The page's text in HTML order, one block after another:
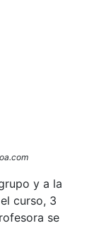
y a la
curso, 3
se